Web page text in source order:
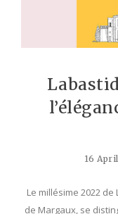
16
Le millésime 2022
de Margaux, se